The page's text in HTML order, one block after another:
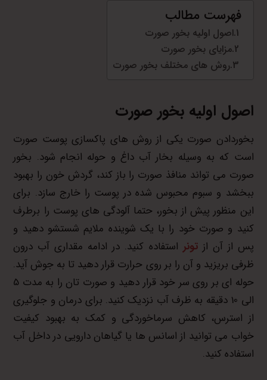
فهرست مطالب
اصول اولیه بخور صورت
مزایای بخور صورت
روش های مختلف بخور صورت
اصول اولیه بخور صورت
بخوردادن صورت یکی از روش های پاکسازی پوست صورت
است که به وسیله بخار آب داغ و حوله انجام شود. بخور
صورت می تواند منافذ صورت را باز کند، گردش خون را بهبود
ببخشد و سبوم محبوس شده در پوست را خارج سازد. برای
این منظور پیش از بخور، حتما آلودگی های پوست را برطرف
کنید و صورت خود را با یک شوینده ملایم شستشو دهید و
پس از آن ازتونر استفاده کنید. در ادامه مقداری آب درون
ظرفی بریزید و آن را بر روی حرارت قرار دهید تا به جوش آید.
حوله ای بر روی سر خود قرار دهید و صورت تان را به مدت 5
الی 10 دقیقه به ظرف آب نزدیک کنید. برای درمان و جلوگیری
از استرس، کاهش سرماخوردگی و کمک به بهبود کیفیت
خواب می توانید از اسانس ها یا گیاهان دارویی در داخل آب
استفاده کنید.